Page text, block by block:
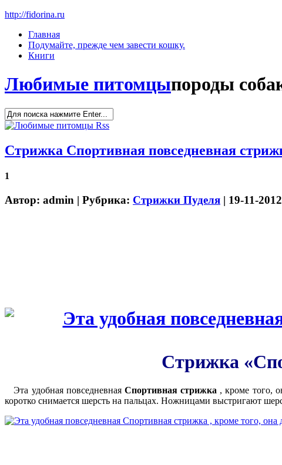
http://fidorina.ru
Главная
Подумайте, прежде чем завести кошку.
Книги
Любимые питомцыпороды
Стрижка Спортивная повседневная
1
Автор: admin | Рубрика: Стрижки Пуделя | 19-11-2012
Стрижка
Эта удобная повседневная Спортивнаястрижка , кроме того,
коротко снимается шерсть на пальцах. Ножницами выстригают